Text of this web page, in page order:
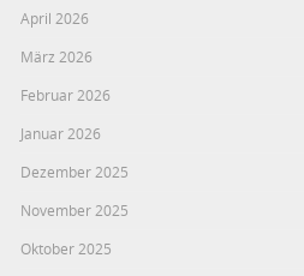
April 2026
März 2026
Februar 2026
Januar 2026
Dezember 2025
November 2025
Oktober 2025